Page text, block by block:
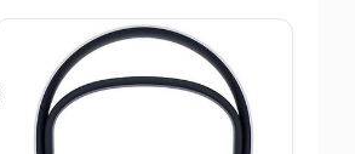
azaltmak için otomotiv